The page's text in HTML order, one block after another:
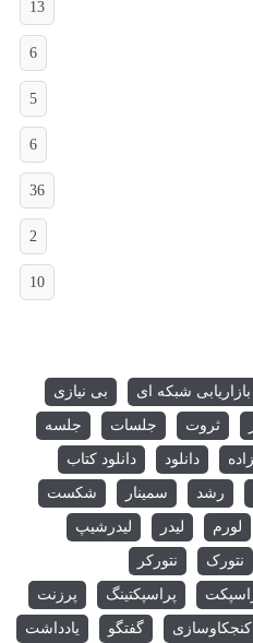
13
6
5
6
36
2
10
بازاریابی شبکه ای بی نیازی
ثروت جلسات جلسه
دانلود دانلود کتاب
رشد سمینار شکست
لورم لیدر لیدرشیپ
نتورک نتورکر
پراسپکتینگ پرزنت
کنجکاوسازی گفتگو یادداشت